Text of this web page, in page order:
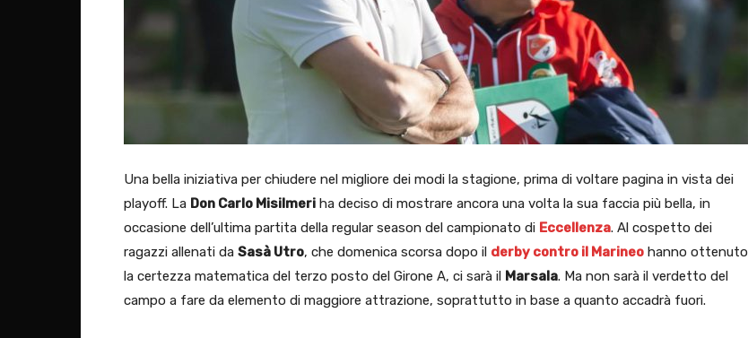
Una bella iniziativa per chiudere nel migliore dei modi la stagione, prima di voltare pagina in vista dei
playoff. La Don Carlo Misilmeri ha deciso di mostrare ancora una volta la sua faccia più bella, in
occasione dell’ultima partita della regular season del campionato di Eccellenza. Al cospetto dei
ragazzi allenati da Sasà Utro, che domenica scorsa dopo il derby contro il Marineo hanno ottenuto
la certezza matematica del terzo posto del Girone A, ci sarà il Marsala. Ma non sarà il verdetto del
campo a fare da elemento di maggiore attrazione, soprattutto in base a quanto accadrà fuori.